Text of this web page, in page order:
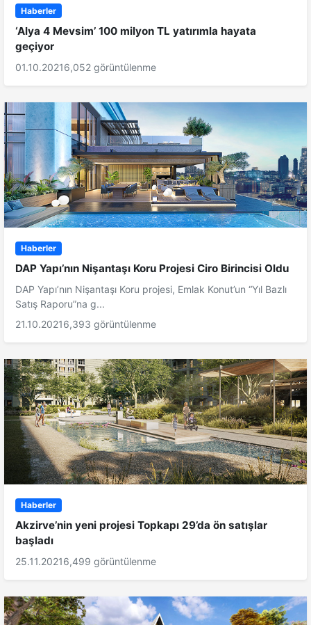
Haberler
‘Alya 4 Mevsim’ 100 milyon TL yatırımla hayata
geçiyor
01.10.20216,052 görüntülenme
Haberler
DAP Yapı’nın Nişantaşı Koru Projesi Ciro Birincisi Oldu
DAP Yapı’nın Nişantaşı Koru projesi, Emlak Konut’un “Yıl Bazlı
Satış Raporu”na g...
21.10.20216,393 görüntülenme
Haberler
Akzirve’nin yeni projesi Topkapı 29’da ön satışlar
başladı
25.11.20216,499 görüntülenme